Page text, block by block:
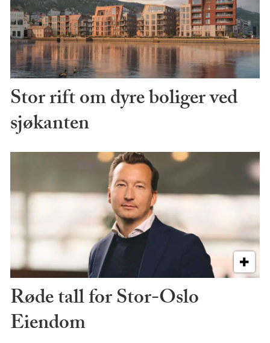
Stor rift om dyre boliger ved
sjøkanten
Røde tall for Stor-Oslo
Eiendom